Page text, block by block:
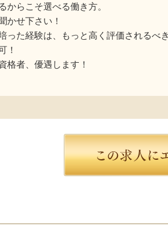
からこそ選べる働き方。
かせ下さい！
った経験は、もっと高く評価されるべ
！
格者、優遇します！